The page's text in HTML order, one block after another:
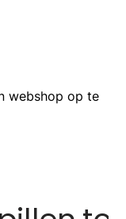
webshop op te